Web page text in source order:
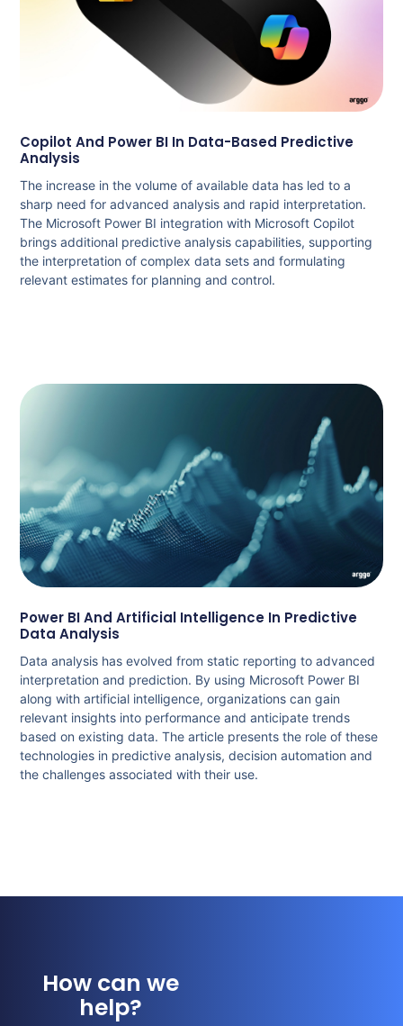
Copilot And Power BI In Data-Based Predictive
Analysis
The increase in the volume of available data has led to a
sharp need for advanced analysis and rapid interpretation.
The Microsoft Power BI integration with Microsoft Copilot
brings additional predictive analysis capabilities, supporting
the interpretation of complex data sets and formulating
relevant estimates for planning and control.
Power BI And Artificial Intelligence In Predictive
Data Analysis
Data analysis has evolved from static reporting to advanced
interpretation and prediction. By using Microsoft Power BI
along with artificial intelligence, organizations can gain
relevant insights into performance and anticipate trends
based on existing data. The article presents the role of these
technologies in predictive analysis, decision automation and
the challenges associated with their use.
How can we
help?